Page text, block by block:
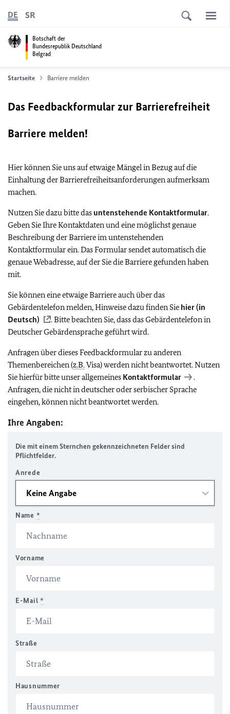
Botschaft der
Bundesrepublik Deutschland
Belgrad
DE SR
Startseite Barriere melden
Das Feedbackformular zur Barrierefreiheit
Barriere melden!
Hier können Sie uns auf etwaige Mängel in Bezug auf die
Einhaltung der Barrierefreiheitsanforderungen aufmerksam
machen.
Nutzen Sie dazu bitte das untenstehende Kontaktformular.
Geben Sie Ihre Kontaktdaten und eine möglichst genaue
Beschreibung der Barriere im untenstehenden
Kontaktformular ein. Das Formular sendet automatisch die
genaue Webadresse, auf der Sie die Barriere gefunden haben
mit.
Sie können eine etwaige Barriere auch über das
Gebärdentelefon melden, Hinweise dazu finden Sie hier (in
Deutsch)
. Bitte beachten Sie, dass das Gebärdentelefon in
Deutscher Gebärdensprache geführt wird.
Anfragen über dieses Feedbackformular zu anderen
Themenbereichen (z.B.Visa) werden nicht beantwortet. Nutzen
Sie hierfür bitte unser allgemeines Kontaktformular
.
Anfragen, die nicht in deutscher oder serbischer Sprache
eingehen, können nicht beantwortet werden.
Ihre Angaben:
Die mit einem Sternchen gekennzeichneten Felder sind
Pflichtfelder.
Anrede
Name *
Vorname
E-Mail *
Straße
Hausnummer